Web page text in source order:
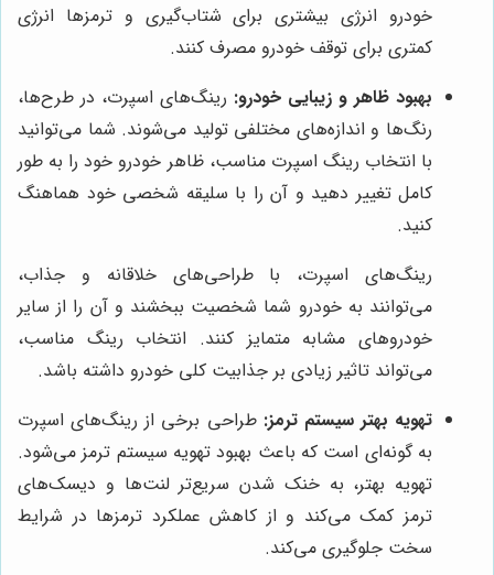
خودرو انرژی بیشتری برای شتاب‌گیری و ترمزها انرژی
کمتری برای توقف خودرو مصرف کنند.
بهبود ظاهر و زیبایی خودرو: رینگ‌های اسپرت، در طرح‌ها،
رنگ‌ها و اندازه‌های مختلفی تولید می‌شوند. شما می‌توانید
با انتخاب رینگ اسپرت مناسب، ظاهر خودرو خود را به طور
کامل تغییر دهید و آن را با سلیقه شخصی خود هماهنگ
کنید.
رینگ‌های اسپرت، با طراحی‌های خلاقانه و جذاب،
می‌توانند به خودرو شما شخصیت ببخشند و آن را از سایر
خودروهای مشابه متمایز کنند. انتخاب رینگ مناسب،
می‌تواند تاثیر زیادی بر جذابیت کلی خودرو داشته باشد.
تهویه بهتر سیستم ترمز: طراحی برخی از رینگ‌های اسپرت
به گونه‌ای است که باعث بهبود تهویه سیستم ترمز می‌شود.
تهویه بهتر، به خنک شدن سریع‌تر لنت‌ها و دیسک‌های
ترمز کمک می‌کند و از کاهش عملکرد ترمزها در شرایط
سخت جلوگیری می‌کند.